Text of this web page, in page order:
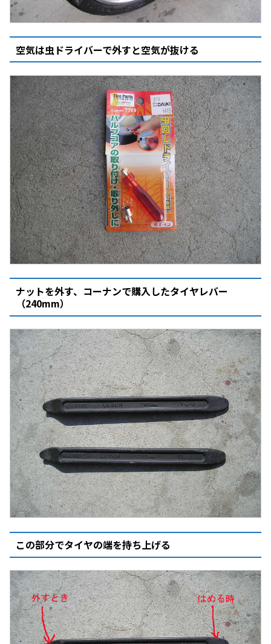
空気は虫ドライバーで外すと空気が抜ける
ナットを外す、コーナンで購入したタイヤレバー
（240mm）
この部分でタイヤの端を持ち上げる